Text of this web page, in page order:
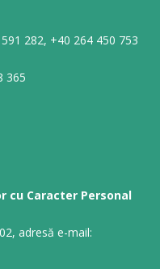
282, +40 264 450 753
365
cu Caracter Personal
adresă e-mail: